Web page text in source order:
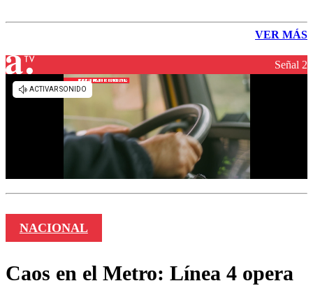
VER MÁS
Señal 2
NACIONAL
Caos en el Metro: Línea 4 opera